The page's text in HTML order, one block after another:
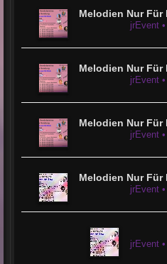
Melodien Nur Für
jrEvent
Melodien Nur Für
jrEvent
Melodien Nur Für
jrEvent
Melodien Nur Für
jrEvent
jrEvent